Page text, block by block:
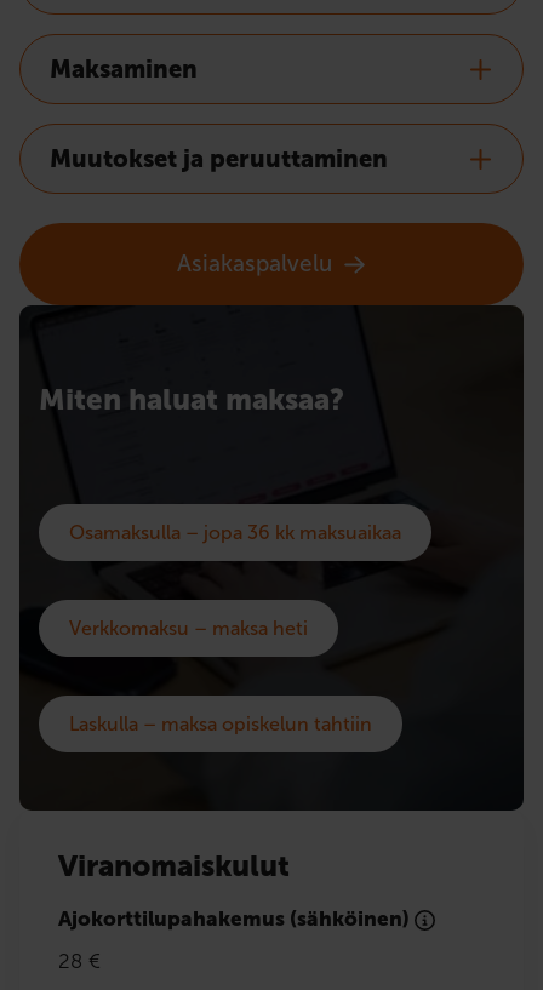
Maksaminen
Muutokset ja peruuttaminen
Asiakaspalvelu
Miten haluat maksaa?
Osamaksulla – jopa 36 kk maksuaikaa
Verkkomaksu – maksa heti
Laskulla – maksa opiskelun tahtiin
Viranomaiskulut
Ajokorttilupahakemus (sähköinen)
28 €